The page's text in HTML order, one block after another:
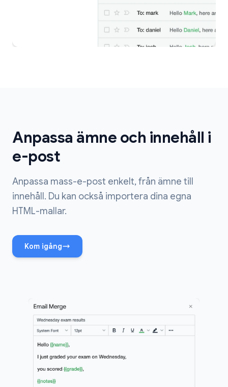
Anpassa ämne och innehåll i
e-post
Anpassa mass-e-post enkelt, från ämne till
innehåll. Du kan också importera dina egna
HTML-mallar.
Kom igång